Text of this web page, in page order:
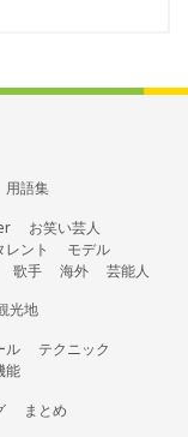
用語集
お笑い芸人
レント
モデル
歌手 海外
芸能人
光地
ル
テクニック
能
まとめ